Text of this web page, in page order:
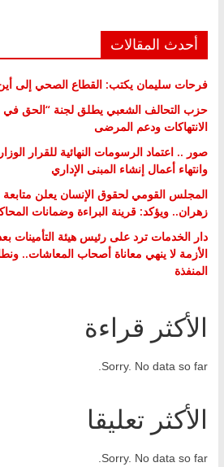
أحدث المقالات
فرحات سليمان يكتب: القطاع الصحي إلى
حزب التحالف الشعبي يطلق لجنة “الحق في
الانتهاكات ودعم المرضى
صور .. اعتماد الرسومات النهائية للقرار
وانتهاء أعمال إنشاء المبنى الإداري
المجلس القومي لحقوق الإنسان يعلن
زهران.. ويؤكد: قرينة البراءة وضمانات
دار الخدمات ترد على رئيس هيئة التأمينات
الأزمة لا ينهي معاناة أصحاب المعاشات..
المنفذة
الأكثر قراءة
Sorry. No data so far.
الأكثر تعليقا
Sorry. No data so far.